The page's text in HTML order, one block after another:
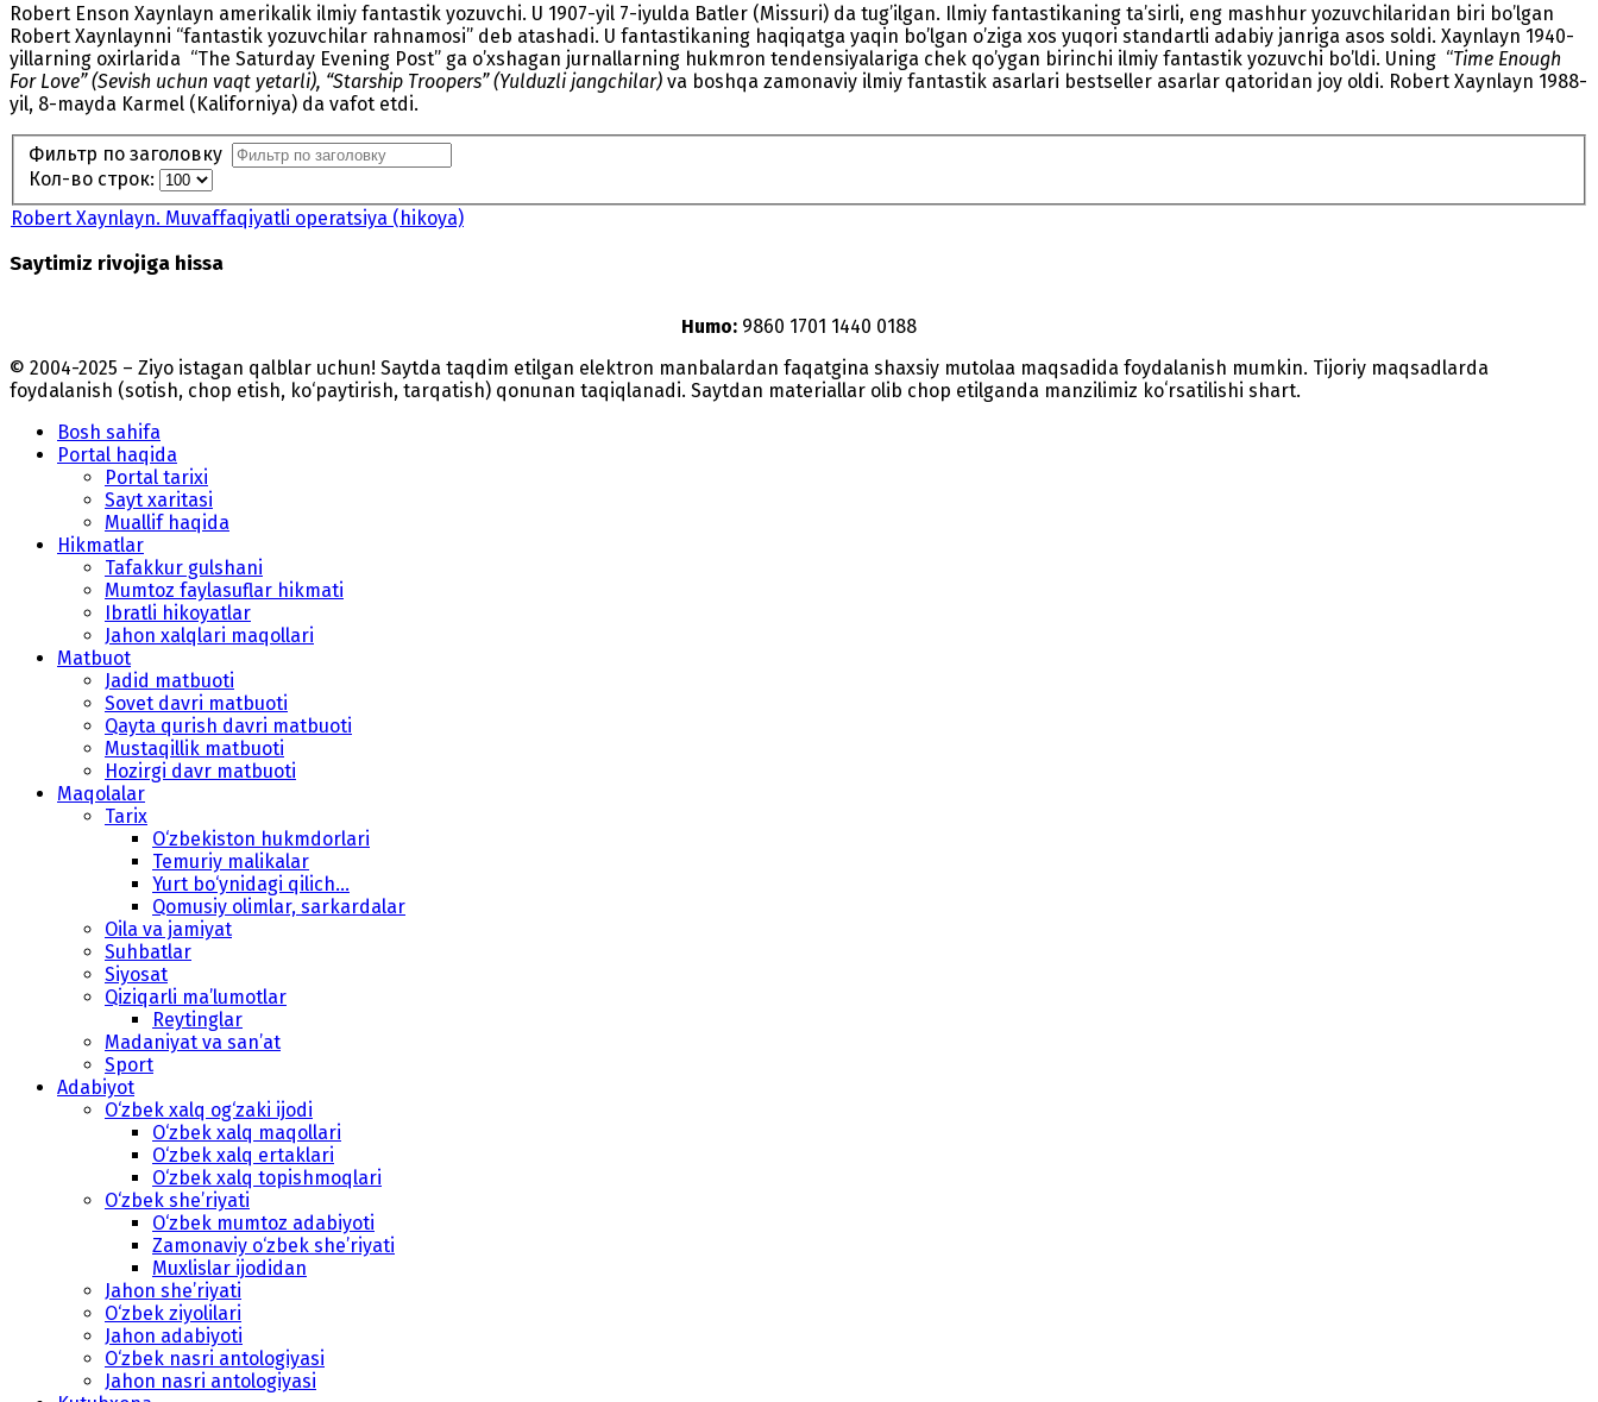
Robert Enson Xaynlayn amerikalik ilmiy fantastik yozuvchi. U 1907-yil 7-iyulda Batler (Missuri) da tug’ilgan. Ilmiy fantastikaning ta’sirli, eng mashhur yozuvchilaridan biri bo’lgan
Robert Xaynlaynni “fantastik yozuvchilar rahnamosi” deb atashadi. U fantastikaning haqiqatga yaqin bo’lgan o’ziga xos yuqori standartli adabiy janriga asos soldi. Xaynlayn 1940-
yillarning oxirlarida “The Saturday Evening Post” ga o’xshagan jurnallarning hukmron tendensiyalariga chek qo’ygan birinchi ilmiy fantastik yozuvchi bo’ldi. Uning “Time Enough
For Love” (Sevish uchun vaqt yetarli), “Starship Troopers” (Yulduzli jangchilar) va boshqa zamonaviy ilmiy fantastik asarlari bestseller asarlar qatoridan joy oldi. Robert Xaynlayn 1988-
yil, 8-mayda Karmel (Kaliforniya) da vafot etdi.
Фильтр по заголовку
Кол-во строк:
Robert Xaynlayn. Muvaffaqiyatli operatsiya (hikoya)
Saytimiz rivojiga hissa
Humo: 9860 1701 1440 0188
© 2004-2025 – Ziyo istagan qalblar uchun! Saytda taqdim etilgan elektron manbalardan faqatgina shaxsiy mutolaa maqsadida foydalanish mumkin. Tijoriy maqsadlarda
foydalanish (sotish, chop etish, ko‘paytirish, tarqatish) qonunan taqiqlanadi. Saytdan materiallar olib chop etilganda manzilimiz koʻrsatilishi shart.
Bosh sahifa
Portal haqida
Portal tarixi
Sayt xaritasi
Muallif haqida
Hikmatlar
Tafakkur gulshani
Mumtoz faylasuflar hikmati
Ibratli hikoyatlar
Jahon xalqlari maqollari
Matbuot
Jadid matbuoti
Sovet davri matbuoti
Qayta qurish davri matbuoti
Mustaqillik matbuoti
Hozirgi davr matbuoti
Maqolalar
Tarix
O‘zbekiston hukmdorlari
Temuriy malikalar
Yurt bo‘ynidagi qilich...
Qomusiy olimlar, sarkardalar
Oila va jamiyat
Suhbatlar
Siyosat
Qiziqarli ma’lumotlar
Reytinglar
Madaniyat va san’at
Sport
Adabiyot
O‘zbek xalq og‘zaki ijodi
O‘zbek xalq maqollari
O‘zbek xalq ertaklari
O‘zbek xalq topishmoqlari
O‘zbek she’riyati
O‘zbek mumtoz adabiyoti
Zamonaviy o‘zbek she’riyati
Muxlislar ijodidan
Jahon she’riyati
O‘zbek ziyolilari
Jahon adabiyoti
O‘zbek nasri antologiyasi
Jahon nasri antologiyasi